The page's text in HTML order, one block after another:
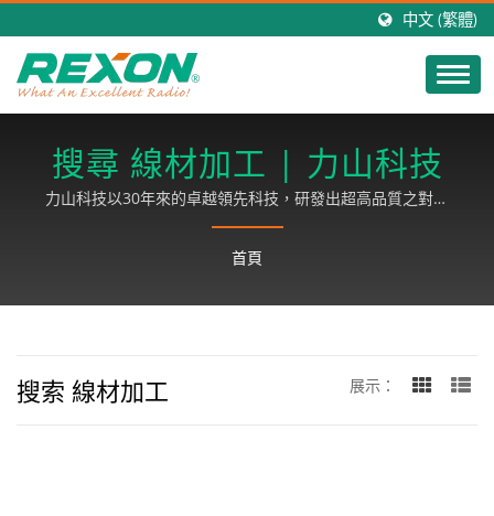
中文 (繁體)
搜尋 線材加工 | 力山科技
力山科技以30年來的卓越領先科技，研發出超高品質之對講
機產品，行銷全球，以客戶滿意為基礎，致力成長、永續經
營。
首頁
搜索 線材加工 展示：